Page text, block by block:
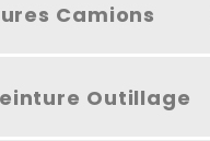
Camions
Outillage